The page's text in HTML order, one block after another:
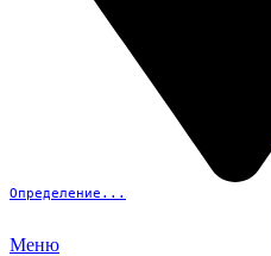
Определение...
Меню